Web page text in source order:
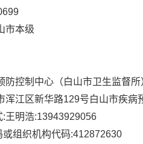
市本级
防控制中心（白山市卫生监督所
浑江区新华路129号白山市疾病
:王明浩:13943929056
组织机构代码:412872630